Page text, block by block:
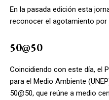
En la pasada edición esta
reconocer el agotamiento por
50@50
Coincidiendo con este día, el
para el Medio Ambiente
50@50, que reúne a medio